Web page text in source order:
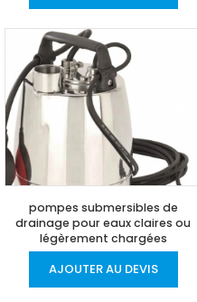
pompes submersibles de
drainage pour eaux claires ou
légèrement chargées
AJOUTER AU DEVIS